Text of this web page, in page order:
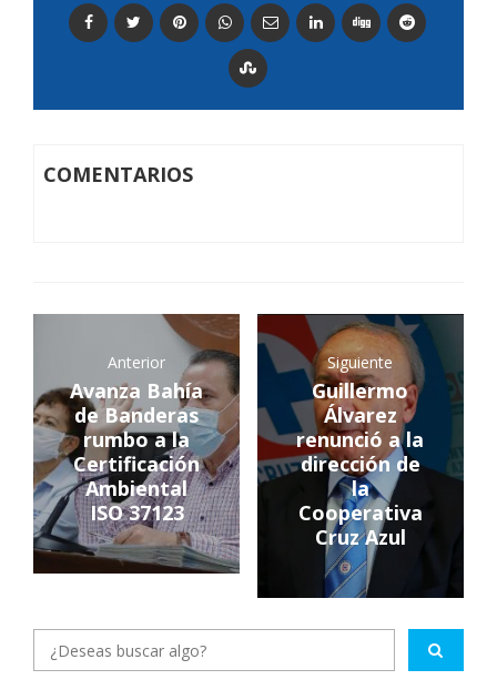
COMENTARIOS
Anterior
Avanza Bahía
de Banderas
rumbo a la
Certificación
Ambiental
ISO 37123
Siguiente
Guillermo
Álvarez
renunció a la
dirección de
la
Cooperativa
Cruz Azul